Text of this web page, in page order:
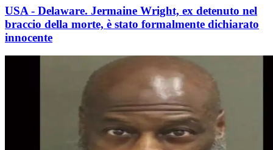
USA - Delaware. Jermaine Wright, ex detenuto nel
braccio della morte, è stato formalmente dichiarato
innocente